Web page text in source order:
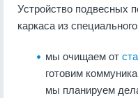
Устройство подвесных
каркаса из
мы очищаем от
готовим
мы планируем